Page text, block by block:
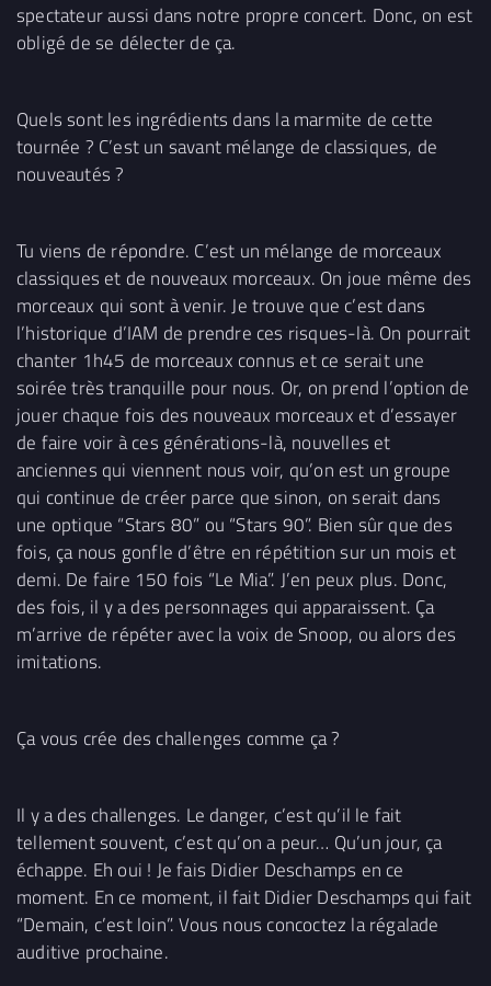
spectateur aussi dans notre propre concert. Donc, on est
obligé de se délecter de ça.
Quels sont les ingrédients dans la marmite de cette
tournée ? C’est un savant mélange de classiques, de
nouveautés ?
Tu viens de répondre. C’est un mélange de morceaux
classiques et de nouveaux morceaux. On joue même des
morceaux qui sont à venir. Je trouve que c’est dans
l’historique d’IAM de prendre ces risques-là. On pourrait
chanter 1h45 de morceaux connus et ce serait une
soirée très tranquille pour nous. Or, on prend l’option de
jouer chaque fois des nouveaux morceaux et d’essayer
de faire voir à ces générations-là, nouvelles et
anciennes qui viennent nous voir, qu’on est un groupe
qui continue de créer parce que sinon, on serait dans
une optique “Stars 80” ou “Stars 90”. Bien sûr que des
fois, ça nous gonfle d’être en répétition sur un mois et
demi. De faire 150 fois “Le Mia”. J’en peux plus. Donc,
des fois, il y a des personnages qui apparaissent. Ça
m’arrive de répéter avec la voix de Snoop, ou alors des
imitations.
Ça vous crée des challenges comme ça ?
Il y a des challenges. Le danger, c’est qu’il le fait
tellement souvent, c’est qu’on a peur… Qu’un jour, ça
échappe. Eh oui ! Je fais Didier Deschamps en ce
moment. En ce moment, il fait Didier Deschamps qui fait
“Demain, c’est loin”. Vous nous concoctez la régalade
auditive prochaine.